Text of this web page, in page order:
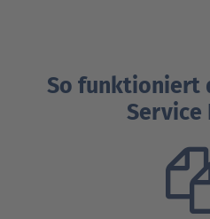
So funktioniert
Service